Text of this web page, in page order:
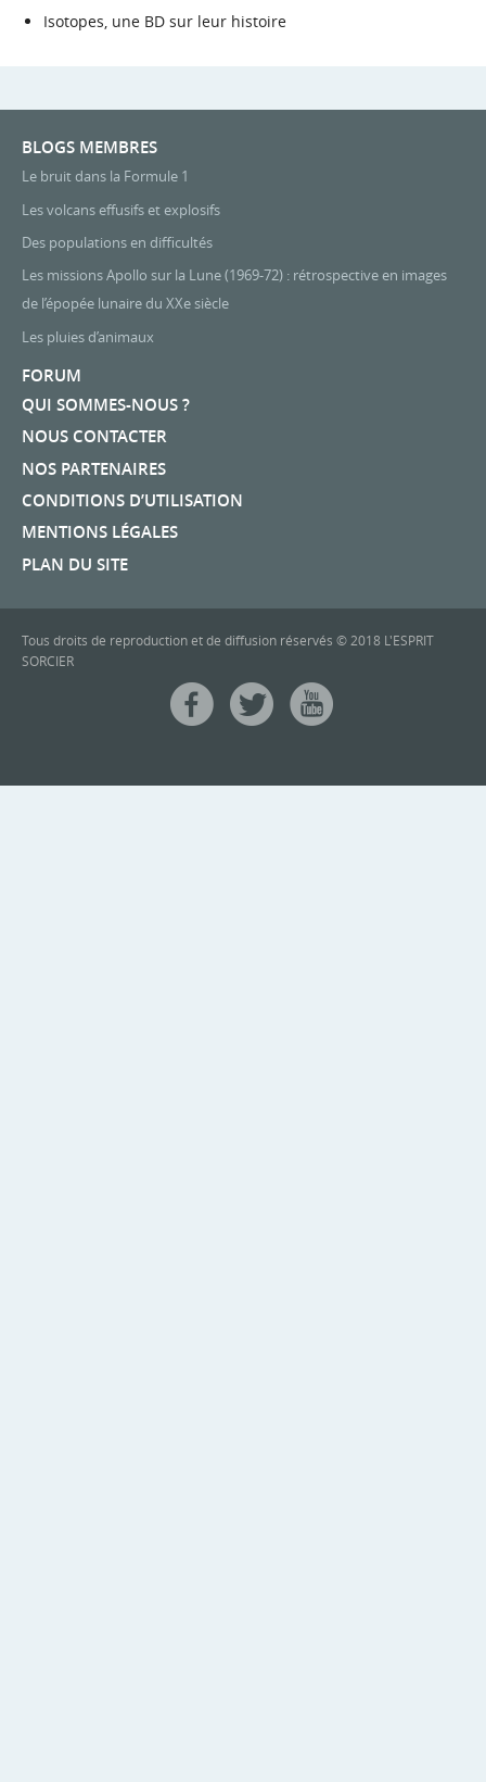
Isotopes, une BD sur leur histoire
BLOGS MEMBRES
Le bruit dans la Formule 1
Les volcans effusifs et explosifs
Des populations en difficultés
Les missions Apollo sur la Lune (1969-72) : rétrospective en images
de l’épopée lunaire du XXe siècle
Les pluies d’animaux
FORUM
QUI SOMMES-NOUS ?
NOUS CONTACTER
NOS PARTENAIRES
CONDITIONS D’UTILISATION
MENTIONS LÉGALES
PLAN DU SITE
Tous droits de reproduction et de diffusion réservés © 2018 L'ESPRIT
SORCIER